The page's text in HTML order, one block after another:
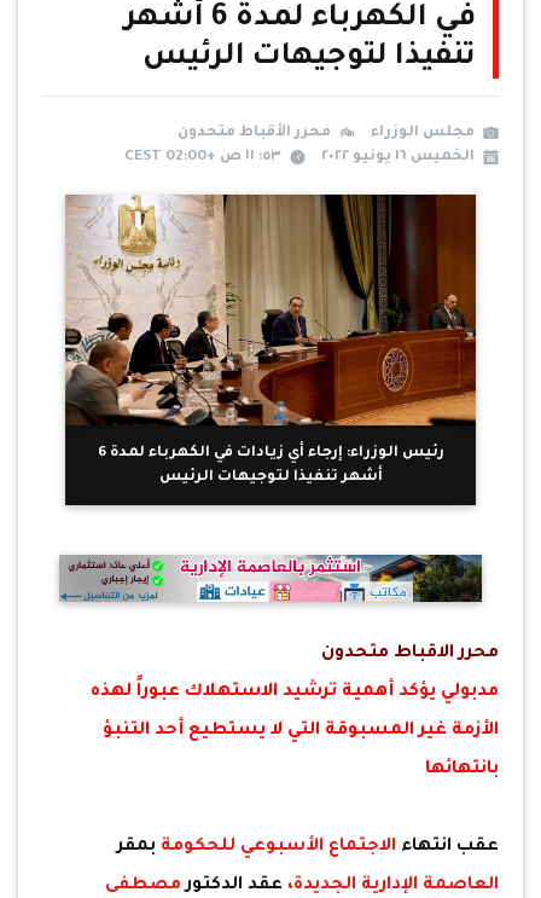
في الكهرباء لمدة 6 أشهر
تنفيذا لتوجيهات الرئيس
مجلس الوزراء
محرر الأقباط متحدون
الخميس ١٦ يونيو ٢٠٢٢
٥٣: ١١ ص +02:00 CEST
رئيس الوزراء: إرجاء أي زيادات في الكهرباء لمدة 6
أشهر تنفيذا لتوجيهات الرئيس
محرر الاقباط متحدون
مدبولي يؤكد أهمية ترشيد الاستهلاك عبوراً لهذه
الأزمة غير المسبوقة التي لا يستطيع أحد التنبؤ
بانتهائها
عقب انتهاء الاجتماع الأسبوعي للحكومة بمقر
العاصمة الإدارية الجديدة، عقد الدكتورمصطفى